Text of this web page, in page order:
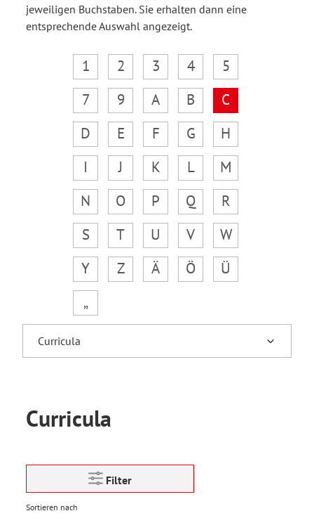
jeweiligen Buchstaben. Sie erhalten dann eine
entsprechende Auswahl angezeigt.
1 2 3 4
5
7
9 A B
C
D
E F G
H
I
J K L
M
N
O P Q
R
S
T U V
W
Y
Z Ä Ö
Ü
„
Curricula
Filter
Sortieren nach